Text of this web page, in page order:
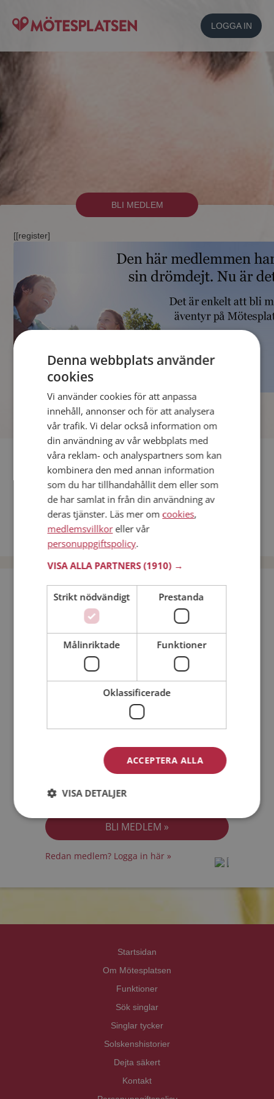
LOGGA IN
BLI MEDLEM
[[register]
Fler singlar
Andra singlar från Herrljunga
Män från Herrljunga
Dejta kvinnor i Sverige
Dejta män i Sverige
Bli medlem utan kostnad!
Min ålder:
Jag accepterar Personuppgiftspolicyn
Redan medlem? Logga in här »
Startsidan
Om Mötesplatsen
Funktioner
Sök singlar
Singlar tycker
Solskenshistorier
Dejta säkert
Kontakt
Denna webbplats använder
cookies
Vi använder cookies för att anpassa
innehåll, annonser och för att analysera
vår trafik. Vi delar också information om
din användning av vår webbplats med
våra reklam- och analyspartners som kan
kombinera den med annan information
som du har tillhandahållit dem eller som
de har samlat in från din användning av
deras tjänster. Läs mer om cookies,
medlemsvillkoreller vår
personuppgiftspolicy.
VISA ALLA PARTNERS(1910) →
Strikt nödvändigt Prestanda
Målinriktade Funktioner
Oklassificerade
ACCEPTERA ALLA
VISA DETALJER